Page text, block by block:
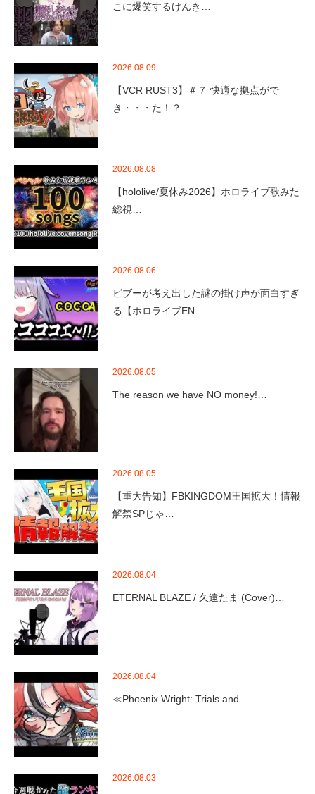
こに爆笑するけんき…
2026.08.09
【VCR RUST3】＃７ 快適な拠点がで
き・・・た！？…
2026.08.08
【hololive/夏休み2026】ホロライブ歌みた
総視…
2026.08.06
ビブーが考え出した謎の掛け声が面白すぎ
る【ホロライブEN…
2026.08.05
The reason we have NO money!…
2026.08.05
【重大告知】FBKINGDOM王国拡大！情報
解禁SPじゃ…
2026.08.04
ETERNAL BLAZE / 久遠たま (Cover)…
2026.08.04
≪Phoenix Wright: Trials and …
2026.08.03